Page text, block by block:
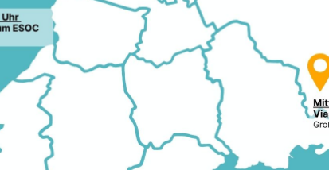
und Überprüfung von
Gruber-Schule und den